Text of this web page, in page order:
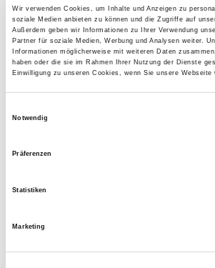
Wir verwenden Cookies, um Inhalte und Anzeigen zu
soziale Medien anbieten zu können und die Zugriffe auf
Außerdem geben wir Informationen zu Ihrer Verwendung
Partner für soziale Medien, Werbung und Analysen weiter.
Informationen möglicherweise mit weiteren Daten
haben oder die sie im Rahmen Ihrer Nutzung der Dienste
Einwilligung zu unseren Cookies, wenn Sie unsere Webseite
Notwendig
Präferenzen
Statistiken
Marketing
Informationen zur
Handewitt
Kontakt:
Andrea Hansen
E-Mail:
a.hansen@wilhelm-jensen.de